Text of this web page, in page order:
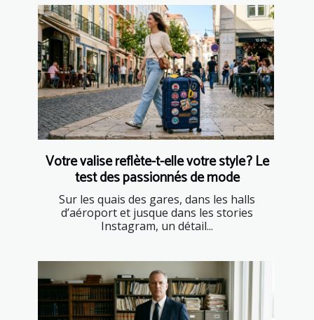
Votre valise reflète-t-elle votre style ? Le
test des passionnés de mode
Sur les quais des gares, dans les halls
d’aéroport et jusque dans les stories
Instagram, un détail...